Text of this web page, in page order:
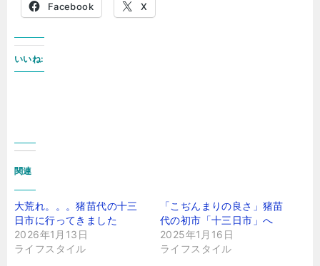
Facebook X
いいね:
関連
大荒れ。。。猪苗代の十三
日市に行ってきました
2026年1月13日
ライフスタイル
「こぢんまりの良さ」猪苗
代の初市「十三日市」へ
2025年1月16日
ライフスタイル